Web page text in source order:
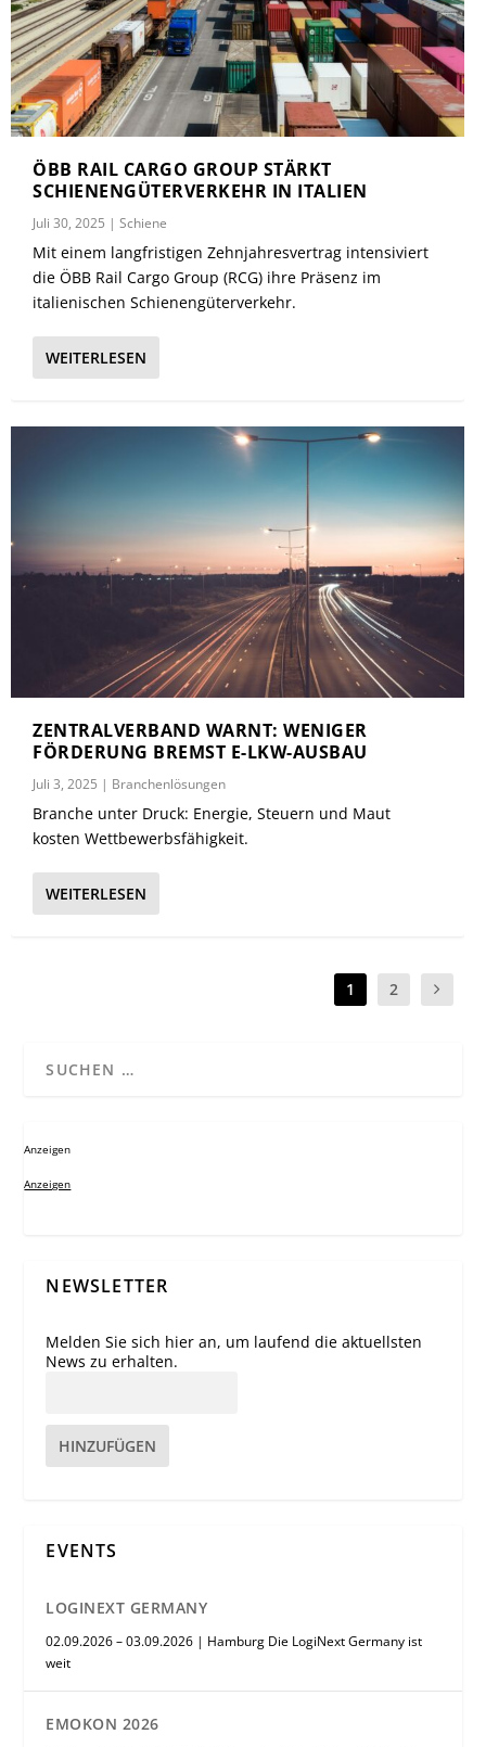
ÖBB RAIL CARGO GROUP STÄRKT
SCHIENENGÜTERVERKEHR IN ITALIEN
Juli 30, 2025 |Schiene
Mit einem langfristigen Zehnjahresvertrag intensiviert
die ÖBB Rail Cargo Group (RCG) ihre Präsenz im
italienischen Schienengüterverkehr.
WEITERLESEN
ZENTRALVERBAND WARNT: WENIGER
FÖRDERUNG BREMST E-LKW-AUSBAU
Juli 3, 2025 | Branchenlösungen
Branche unter Druck: Energie, Steuern und Maut
kosten Wettbewerbsfähigkeit.
WEITERLESEN
1 2
Anzeigen
Anzeigen
NEWSLETTER
Melden Sie sich hier an, um laufend die aktuellsten
News zu erhalten.
HINZUFÜGEN
EVENTS
LOGINEXT GERMANY
02.09.2026 – 03.09.2026 | Hamburg Die LogiNext Germany ist
weit
EMOKON 2026